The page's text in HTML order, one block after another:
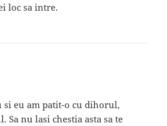
loc sa intre.
si eu am patit-o cu dihorul,
Sa nu lasi chestia asta sa te